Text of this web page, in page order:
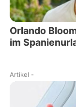
Orlando
im
Artikel -